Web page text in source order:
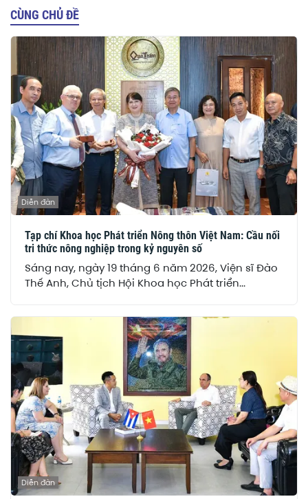
CÙNG CHỦ ĐỀ
Diễn đàn
Tạp chí Khoa học Phát triển Nông thôn Việt Nam: Cầu nối
tri thức nông nghiệp trong kỷ nguyên số
Sáng nay, ngày 19 tháng 6 năm 2026, Viện sĩ Đào
Thế Anh, Chủ tịch Hội Khoa học Phát triển...
Diễn đàn